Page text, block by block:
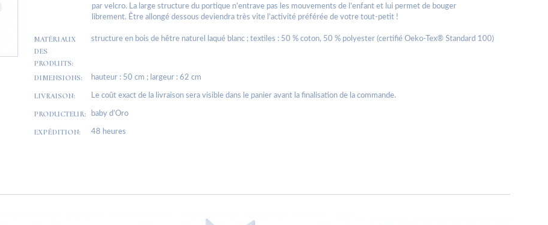
par velcro. La large structure du portique n’entrave pas les mouvements de l’enfant et lui permet de bouger
librement. Être allongé dessous deviendra très vite l’activité préférée de votre tout-petit !
MATÉRIAUX
DES
PRODUITS:
structure en bois de hêtre naturel laqué blanc ; textiles : 50 % coton, 50 % polyester (certifié Oeko-Tex® Standard 100)
DIMENSIONS: hauteur : 50 cm ; largeur : 62 cm
LIVRAISON: Le coût exact de la livraison sera visible dans le panier avant la finalisation de la commande.
PRODUCTEUR: baby d’Oro
EXPÉDITION: 48 heures